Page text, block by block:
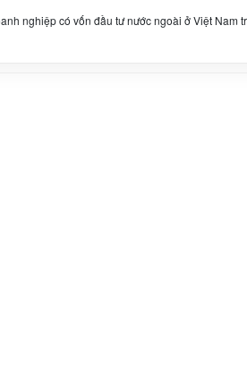
nghiệp có vốn đầu tư nước ngoài ở Việt Nam